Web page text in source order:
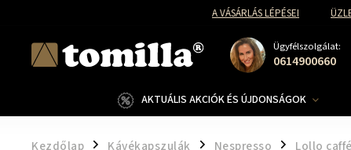
A VÁSÁRLÁS LÉPÉSEI
Ügyfélszolgálat:
0614900660
AKTUÁLIS AKCIÓK ÉS ÚJDONSÁGOK
Kezdőlap Kávékapszulák Nespresso Lollo caffé